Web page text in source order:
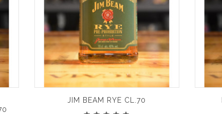
JIM BEAM RYE CL.70